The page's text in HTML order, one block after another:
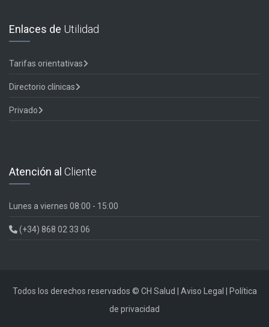
Enlaces de Utilidad
Tarifas orientativas
Directorio clínicas
Privado
Atención al Cliente
Lunes a viernes 08:00 - 15:00
(+34) 868 02 33 06
Todos los derechos reservados © CH Salud Aviso Legal
Política
de privacidad